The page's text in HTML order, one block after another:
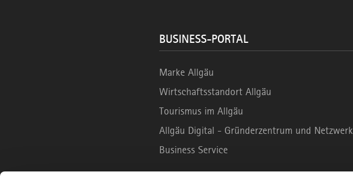
BUSINESS-PORTAL
Marke Allgäu
Wirtschaftsstandort Allgäu
Tourismus im Allgäu
Allgäu Digital - Gründerzentrum und Netzwerk
Business Service